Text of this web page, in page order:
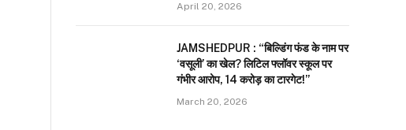
April 20, 2026
JAMSHEDPUR : “बिल्डिंग फंड के नाम पर
‘वसूली’ का खेल? लिटिल फ्लॉवर स्कूल पर
गंभीर आरोप, 14 करोड़ का टारगेट!”
March 20, 2026